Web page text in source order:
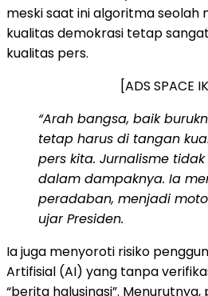
meski saat ini algoritma seolah
kualitas demokrasi tetap
kualitas pers.
[ADS SPACE
“Arah bangsa, baik
tetap harus di tangan
pers kita. Jurnalisme
dalam dampaknya. Ia
peradaban, menjadi
ujar Presiden.
​Ia juga menyoroti risiko
Artifisial (AI) yang tanpa
“berita halusinasi”.